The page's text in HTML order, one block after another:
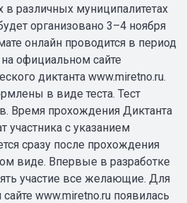
различных муниципалитетах
организовано 3–4 ноября
онлайн проводится в период
официальном сайте
диктанта www.miretno.ru.
в виде теста. Тест
Время прохождения Диктанта
участника с указанием
сразу после прохождения
виде. Впервые в разработке
участие все желающие. Для
www.miretno.ru появилась